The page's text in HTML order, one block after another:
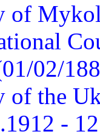
of
02/
of the
-